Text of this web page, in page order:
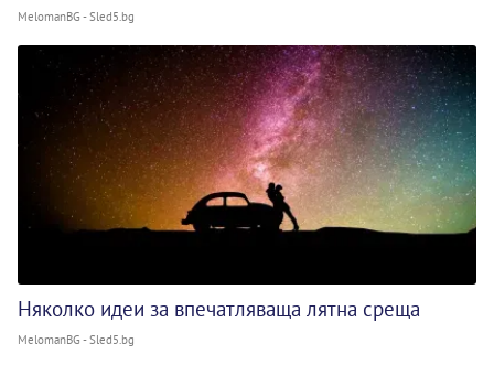
MelomanBG - Sled5.bg
Няколко идеи за впечатляваща лятна среща
MelomanBG - Sled5.bg